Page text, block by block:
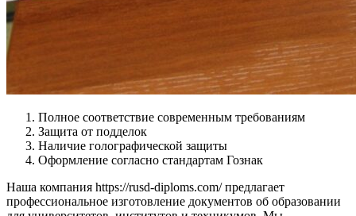
Полное соответствие современным требованиям
Защита от подделок
Наличие голографической защиты
Оформление согласно стандартам Гознак
Наша компания https://rusd-diploms.com/ предлагает
профессиональное изготовление документов об образовании